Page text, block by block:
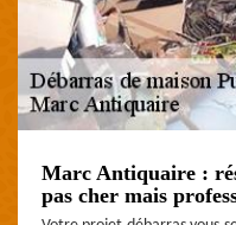
Marc Antiquaire :
pas cher mais